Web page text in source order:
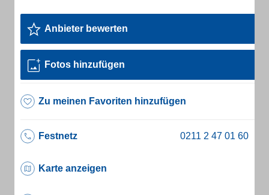
Anbieter bewerten
Fotos hinzufügen
Zu meinen Favoriten hinzufügen
Festnetz
Karte anzeigen